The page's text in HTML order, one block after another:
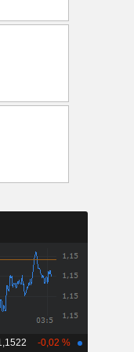
face aux craintes de
-0,02 %